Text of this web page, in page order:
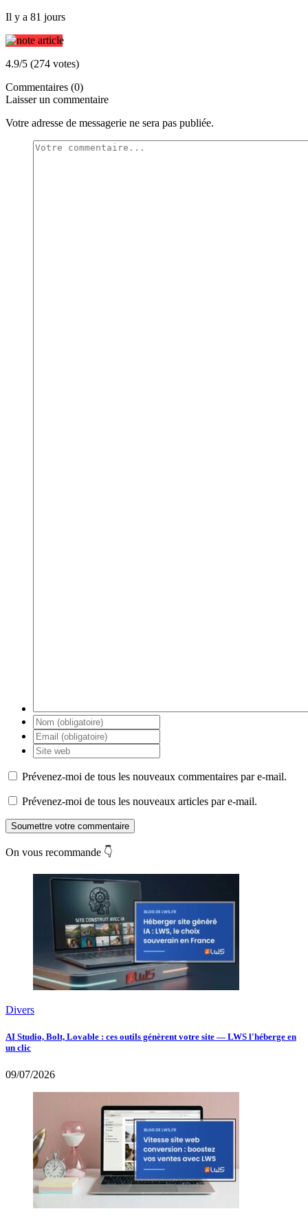
Il y a 81 jours
4.9/5 (274 votes)
Commentaires (0)
Laisser un commentaire
Votre adresse de messagerie ne sera pas publiée.
Prévenez-moi de tous les nouveaux commentaires par e-mail.
Prévenez-moi de tous les nouveaux articles par e-mail.
Soumettre votre commentaire
On vous recommande 👇
Divers
AI Studio, Bolt, Lovable : ces outils génèrent votre site — LWS l'héberge en
un clic
09/07/2026